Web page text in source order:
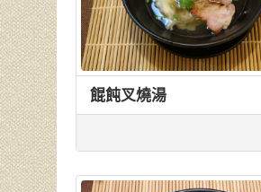
餛飩叉燒湯